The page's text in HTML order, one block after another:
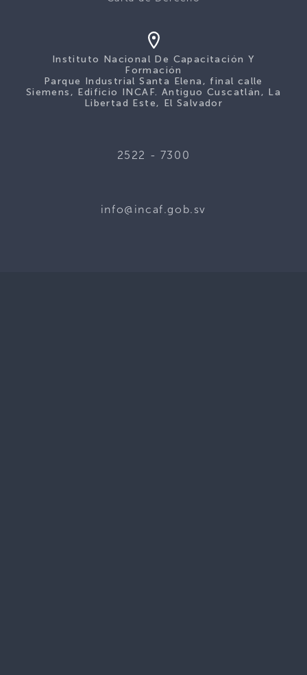
Instituto Nacional De Capacitación Y
Formación
Parque Industrial Santa Elena, final calle
Siemens, Edificio INCAF. Antiguo Cuscatlán, La
Libertad Este, El Salvador
2522 - 7300
info@incaf.gob.sv